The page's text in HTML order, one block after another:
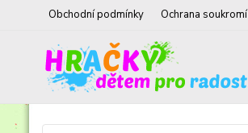
Obchodní podmínky Ochrana soukromí